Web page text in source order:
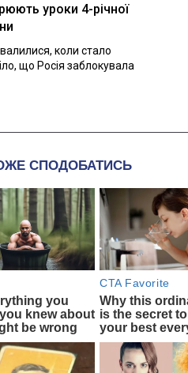
уроки 4-річної
коли стало
що Росія заблокувала